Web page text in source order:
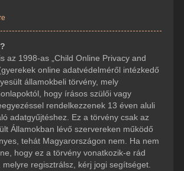
az 1998-as „Child Online Privacy and
online adatvédelméről intézkedő
államokbeli törvény, mely
hogy írásos szülői vagy
rendelkezzenek 13 éven aluli
adatgyűjtéshez. Ez a törvény csak az
Államokban lévő szervereken működő
tehát Magyarországon nem. Ha nem
hogy ez a törvény vonatkozik-e rád
regisztrálsz, kérj jogi segítséget.